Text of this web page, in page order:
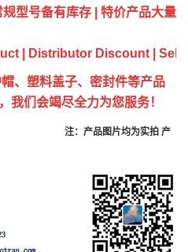
规型号备有库存
特价产品大量
| Distributor Discount | Sell
、塑料盖子、密封件等产品
我们会竭尽全力为您服务！
注：产品图片均为实拍 产